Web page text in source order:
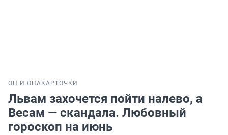
ОН И ОНА КАРТОЧКИ
Львам захочется пойти налево, а
Весам — скандала. Любовный
гороскоп на июнь